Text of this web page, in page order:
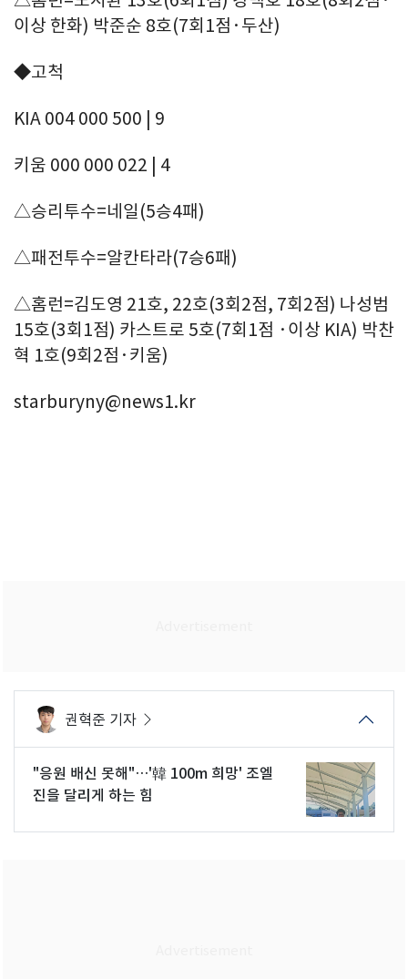
이상 한화) 박준순 8호(7회1점·두산)
◆고척
KIA 004 000 500 | 9
키움 000 000 022 | 4
△승리투수=네일(5승4패)
△패전투수=알칸타라(7승6패)
△홈런=김도영 21호, 22호(3회2점, 7회2점) 나성범
15호(3회1점) 카스트로 5호(7회1점 ·이상 KIA) 박찬
혁 1호(9회2점·키움)
starburyny@news1.kr
권혁준 기자
"응원 배신 못해"…'韓 100m 희망' 조엘
진을 달리게 하는 힘